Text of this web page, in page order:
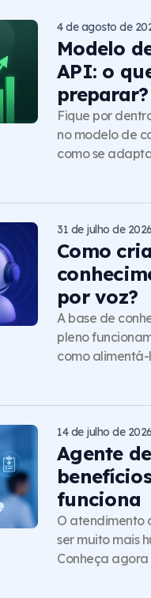
Modelo
API: o
preparar?
4 de agosto de
Fique por
no modelo de
como se
Como
por voz?
31 de julho de 2026
A base de
pleno
como
Agente
funciona
14 de julho de 2026
O atendimento
ser muito mais
Conheça agora